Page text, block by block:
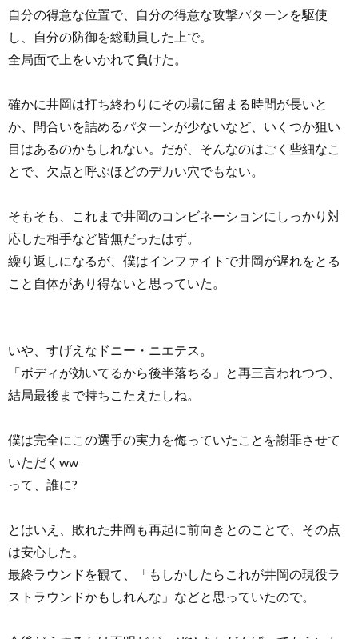
自分の得意な位置で、自分の得意な攻撃パターンを駆使
し、自分の防御を総動員した上で。
全局面で上をいかれて負けた。
確かに井岡は打ち終わりにその場に留まる時間が長いと
か、間合いを詰めるパターンが少ないなど、いくつか狙い
目はあるのかもしれない。だが、そんなのはごく些細なこ
とで、欠点と呼ぶほどのデカい穴でもない。
そもそも、これまで井岡のコンビネーションにしっかり対
応した相手など皆無だったはず。
繰り返しになるが、僕はインファイトで井岡が遅れをとる
こと自体があり得ないと思っていた。
いや、すげえなドニー・ニエテス。
「ボディが効いてるから後半落ちる」と再三言われつつ、
結局最後まで持ちこたえたしね。
僕は完全にこの選手の実力を侮っていたことを謝罪させて
いただくww
って、誰に?
とはいえ、敗れた井岡も再起に前向きとのことで、その点
は安心した。
最終ラウンドを観て、「もしかしたらこれが井岡の現役ラ
ストラウンドかもしれんな」などと思っていたので。